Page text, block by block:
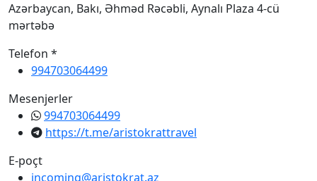
Azərbaycan, Bakı, Əhməd Rəcəbli, Aynalı Plaza 4-cü
mərtəbə
Telefon *
994703064499
Mesenjerler
994703064499
https://t.me/aristokrattravel
E-poçt
incoming@aristokrat.az